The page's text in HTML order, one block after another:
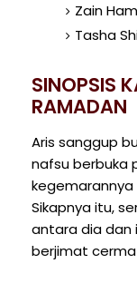
Zain
Tasha
SINOPSIS
RAMADAN
Aris sanggup
nafsu berbuka
kegemarannya
Sikapnya itu,
antara dia dan
berjimat